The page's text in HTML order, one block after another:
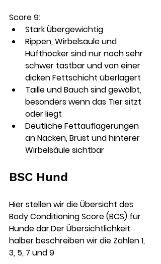
Score 9:
Stark Übergewichtig
Rippen, Wirbelsäule und
Hüfthöcker sind nur noch sehr
schwer tastbar und von einer
dicken Fettschicht überlagert
Taille und Bauch sind gewölbt,
besonders wenn das Tier sitzt
oder liegt
Deutliche Fettauflagerungen
an Nacken, Brust und hinterer
Wirbelsäule sichtbar
BSC Hund
Hier stellen wir die Übersicht des
Body Conditioning Score (BCS) für
Hunde dar.Der Übersichtlichkeit
halber beschreiben wir die Zahlen 1,
3, 5, 7 und 9